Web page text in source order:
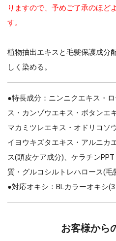
りますので、予めご了承のほど
す。
植物抽出エキスと毛髪保護成分
しく染める。
●特長成分：ニンニクエキス・
ス・カンゾウエキス・ボタンエ
マカミツレエキス・オドリコソ
イヨウキズタエキス・アルニカ
ス(頭皮ケア成分)、ケラチン
質・グルコシルトレハロース(毛
●対応オキシ：BLカラーオキシ
お客様から